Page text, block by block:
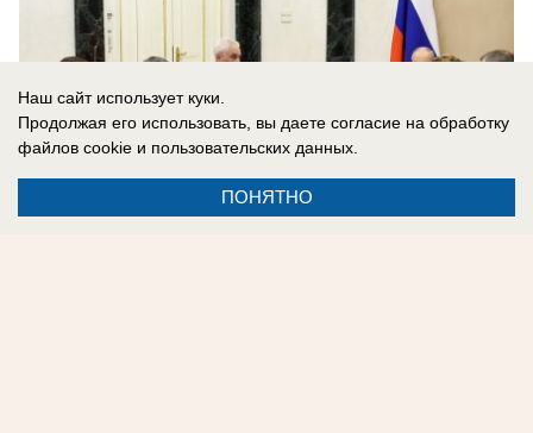
Наш сайт использует куки.
Продолжая его использовать, вы даете согласие на обработку
файлов cookie и пользовательских данных.
ПОНЯТНО